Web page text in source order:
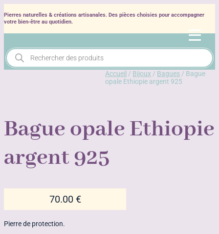
Pierres naturelles & créations artisanales. Des pièces choisies pour accompagner
votre bien‑être au quotidien.
Recherche
de
produits
Accueil / Bijoux / Bagues / Bague
opale Ethiopie argent 925
Bague opale Ethiopie
argent 925
70.00 €
Pierre de protection.